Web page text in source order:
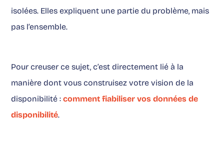
isolées. Elles expliquent une partie du problème, mais
pas l’ensemble.
Pour creuser ce sujet, c’est directement lié à la
manière dont vous construisez votre vision de la
disponibilité :comment fiabiliser vos données de
disponibilité.